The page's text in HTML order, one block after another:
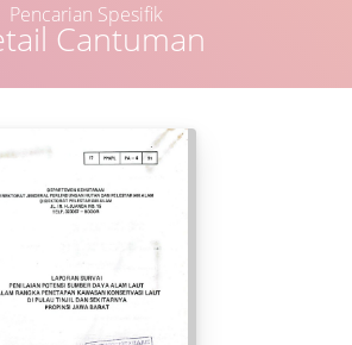
Cantuman
Pencarian Spesifik